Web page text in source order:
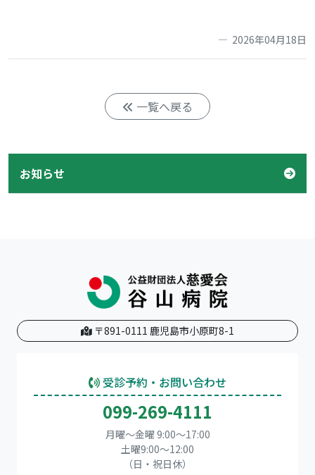
2026年04月18日
一覧へ戻る
お知らせ
〒891-0111 鹿児島市小原町8-1
受診予約・お問い合わせ
099-269-4111
月曜～金曜 9:00～17:00
土曜9:00〜12:00
（日・祝日休）